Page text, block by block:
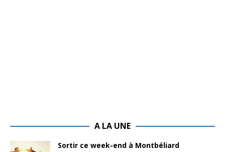
A LA UNE
Sortir ce week-end à Montbéliard